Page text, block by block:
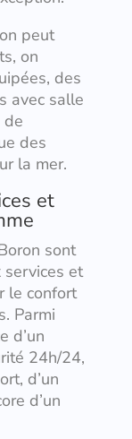
peut
on
des
avec salle
de
des
la mer.
et
sont
et
le confort
Parmi
d’un
24h/24,
d’un
d’un